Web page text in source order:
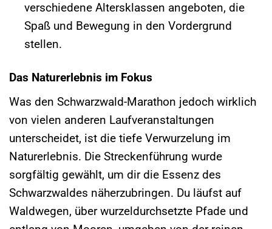
verschiedene Altersklassen angeboten, die
Spaß und Bewegung in den Vordergrund
stellen.
Das Naturerlebnis im Fokus
Was den Schwarzwald-Marathon jedoch wirklich
von vielen anderen Laufveranstaltungen
unterscheidet, ist die tiefe Verwurzelung im
Naturerlebnis. Die Streckenführung wurde
sorgfältig gewählt, um dir die Essenz des
Schwarzwaldes näherzubringen. Du läufst auf
Waldwegen, über wurzeldurchsetzte Pfade und